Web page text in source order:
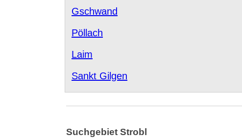
Gschwand
Pöllach
Laim
Sankt Gilgen
Suchgebiet Strobl